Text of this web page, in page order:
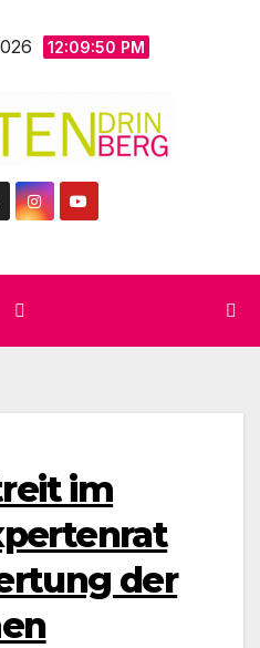
12:09:51 PM
im
der